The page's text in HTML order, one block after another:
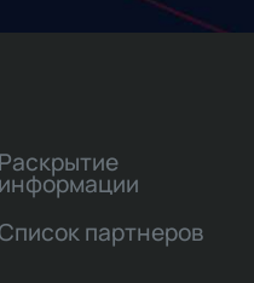
Раскрытие
информации
партнеров